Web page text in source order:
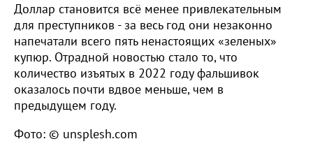
Доллар становится всё менее привлекательным
для преступников - за весь год они незаконно
напечатали всего пять ненастоящих «зеленых»
купюр. Отрадной новостью стало то, что
количество изъятых в 2022 году фальшивок
оказалось почти вдвое меньше, чем в
предыдущем году.
Фото: © unsplesh.com